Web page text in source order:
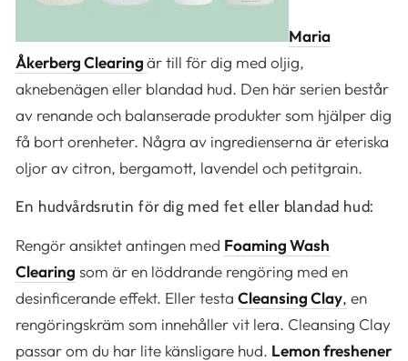
Maria
Åkerberg Clearingär till för dig med oljig,
aknebenägen eller blandad hud. Den här serien består
av renande och balanserade produkter som hjälper dig
få bort orenheter. Några av ingredienserna är eteriska
oljor av citron, bergamott, lavendel och petitgrain.
En hudvårdsrutin för dig med fet eller blandad hud:
Rengör ansiktet antingen med Foaming Wash
Clearing som är en löddrande rengöring med en
desinficerande effekt. Eller testaCleansing Clay, en
rengöringskräm som innehåller vit lera. Cleansing Clay
passar om du har lite känsligare hud. Lemon freshener